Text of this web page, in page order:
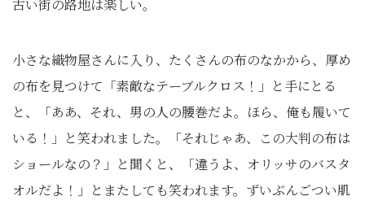
古い街の路地は楽しい。
小さな織物屋さんに入り、たくさんの布のなかから、厚め
の布を見つけて「素敵なテーブルクロス！」と手にとる
と、「ああ、それ、男の人の腰巻だよ。ほら、俺も履いて
いる！」と笑われました。「それじゃあ、この大判の布は
ショールなの？」と聞くと、「違うよ、オリッサのバスタ
オルだよ！」とまたしても笑われます。ずいぶんごつい肌